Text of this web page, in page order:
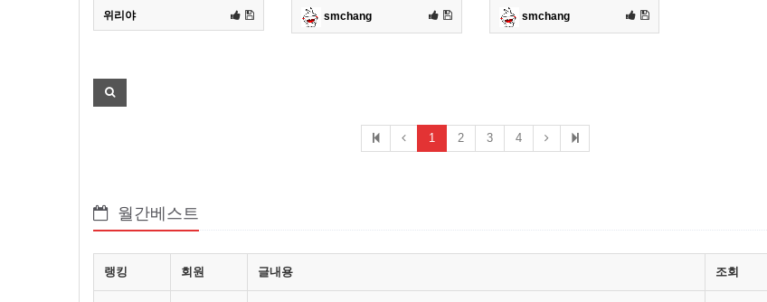
위리야 smchang smchang
1 2 3 4
월간베스트
랭킹 회원 글내용 조회